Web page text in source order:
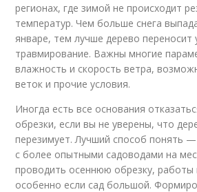
регионах, где зимой не происходит
температур. Чем больше снега
январе, тем лучше дерево переносит
травмирование. Важны многие
влажность и скорость ветра,
веток и прочие условия.
Иногда есть все основания
обрезки, если вы не уверены, что
перезимует. Лучший способ понять
с более опытными садоводами на
проводить осеннюю обрезку, работы
особенно если сад большой.